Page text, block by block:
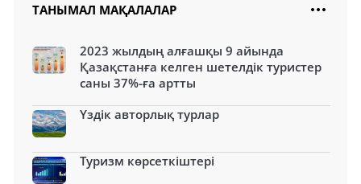
ТАНЫМАЛ МАҚАЛАЛАР
2023 жылдың алғашқы 9 айында
Қазақстанға келген шетелдік туристер
саны 37%-ға артты
Үздік авторлық турлар
Туризм көрсеткіштері